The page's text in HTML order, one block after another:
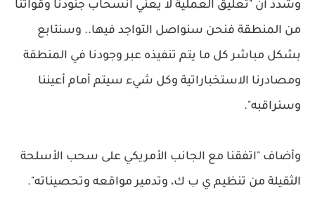
وشدد أن "تعليق العملية لا يعني انسحاب جنودنا وقواتنا
من المنطقة فنحن سنواصل التواجد فيها.. وسنتابع
بشكل مباشر كل ما يتم تنفيذه عبر وجودنا في المنطقة
ومصادرنا الاستخباراتية وكل شيء سيتم أمام أعيننا
وسنراقبه".
وأضاف "اتفقنا مع الجانب الأمريكي على سحب الأسلحة
الثقيلة من تنظيم ي ب ك، وتدمير مواقعه وتحصيناته".